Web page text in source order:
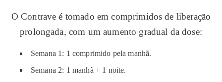
O Contrave é tomado em comprimidos de liberação
prolongada, com um aumento gradual da dose:
Semana 1: 1 comprimido pela manhã.
Semana 2: 1 manhã + 1 noite.